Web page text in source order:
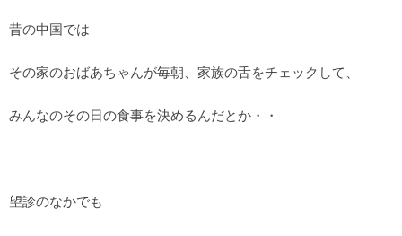
昔の中国では
その家のおばあちゃんが毎朝、家族の舌をチェックして、
みんなのその日の食事を決めるんだとか・・
望診のなかでも